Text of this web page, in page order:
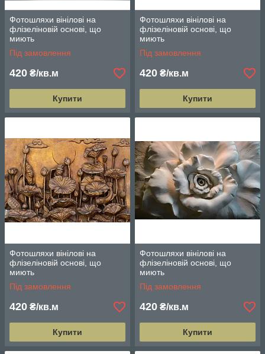
Фотошляхи вінілові на
флізеліновій основі, що
миють
Під замовлення
420 ₴/кв.м
Купити
Фотошляхи вінілові на
флізеліновій основі, що
миють
Під замовлення
420 ₴/кв.м
Купити
Фотошляхи вінілові на
флізеліновій основі, що
миють
Під замовлення
420 ₴/кв.м
Купити
Фотошляхи вінілові на
флізеліновій основі, що
миють
Під замовлення
420 ₴/кв.м
Купити